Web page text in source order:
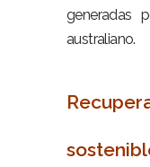
generadas
australiano.